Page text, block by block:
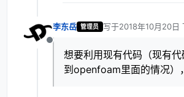
离线
李东岳 管理员 写于2018年10月20日
最后由 编辑
想要利用现有代码（现有
到openfoam里面的情况）